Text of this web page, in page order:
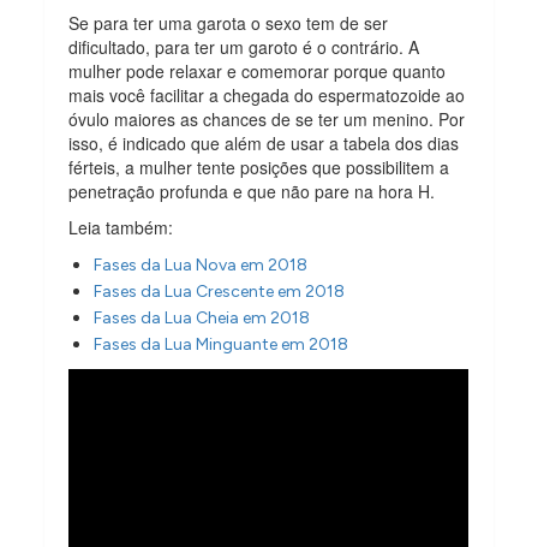
Se para ter uma garota o sexo tem de ser
dificultado, para ter um garoto é o contrário. A
mulher pode relaxar e comemorar porque quanto
mais você facilitar a chegada do espermatozoide ao
óvulo maiores as chances de se ter um menino. Por
isso, é indicado que além de usar a tabela dos dias
férteis, a mulher tente posições que possibilitem a
penetração profunda e que não pare na hora H.
Leia também:
Fases da Lua Nova em 2018
Fases da Lua Crescente em 2018
Fases da Lua Cheia em 2018
Fases da Lua Minguante em 2018